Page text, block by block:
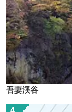
吾妻渓谷